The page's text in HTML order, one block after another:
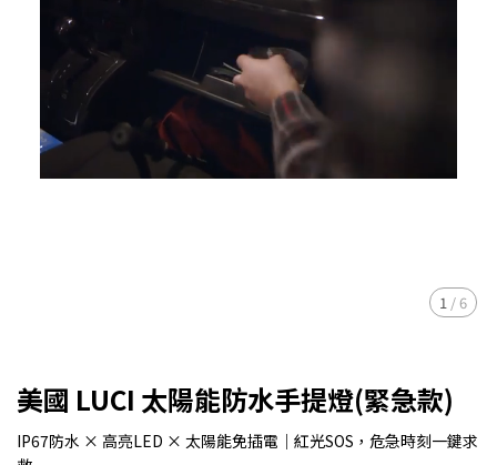
1 /6
美國 LUCI 太陽能防水手提燈(緊急款)
IP67防水 × 高亮LED × 太陽能免插電｜紅光SOS，危急時刻一鍵求